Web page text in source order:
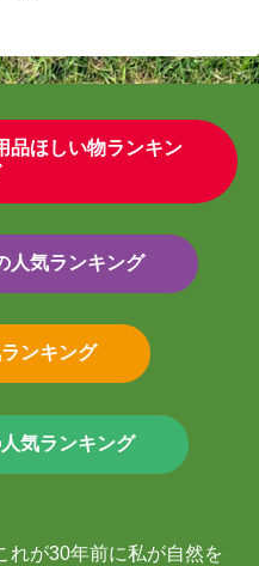
品ほしい物ランキン
人気ランキング
ンキング
気ランキング
れが30年前に私が自然を